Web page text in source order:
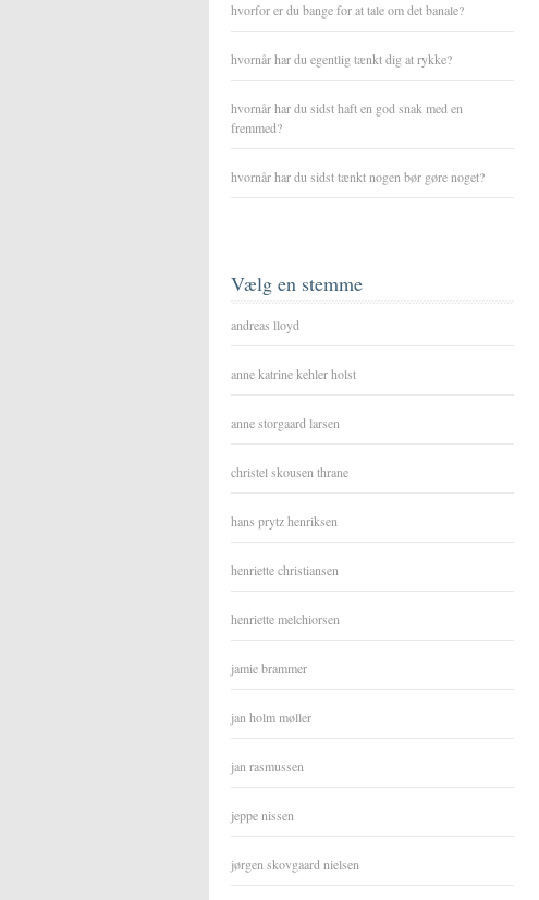
hvorfor er du bange for at tale om det banale?
hvornår har du egentlig tænkt dig at rykke?
hvornår har du sidst haft en god snak med en
fremmed?
hvornår har du sidst tænkt nogen bør gøre noget?
Vælg en stemme
andreas lloyd
anne katrine kehler holst
anne storgaard larsen
christel skousen thrane
hans prytz henriksen
henriette christiansen
henriette melchiorsen
jamie brammer
jan holm møller
jan rasmussen
jeppe nissen
jørgen skovgaard nielsen